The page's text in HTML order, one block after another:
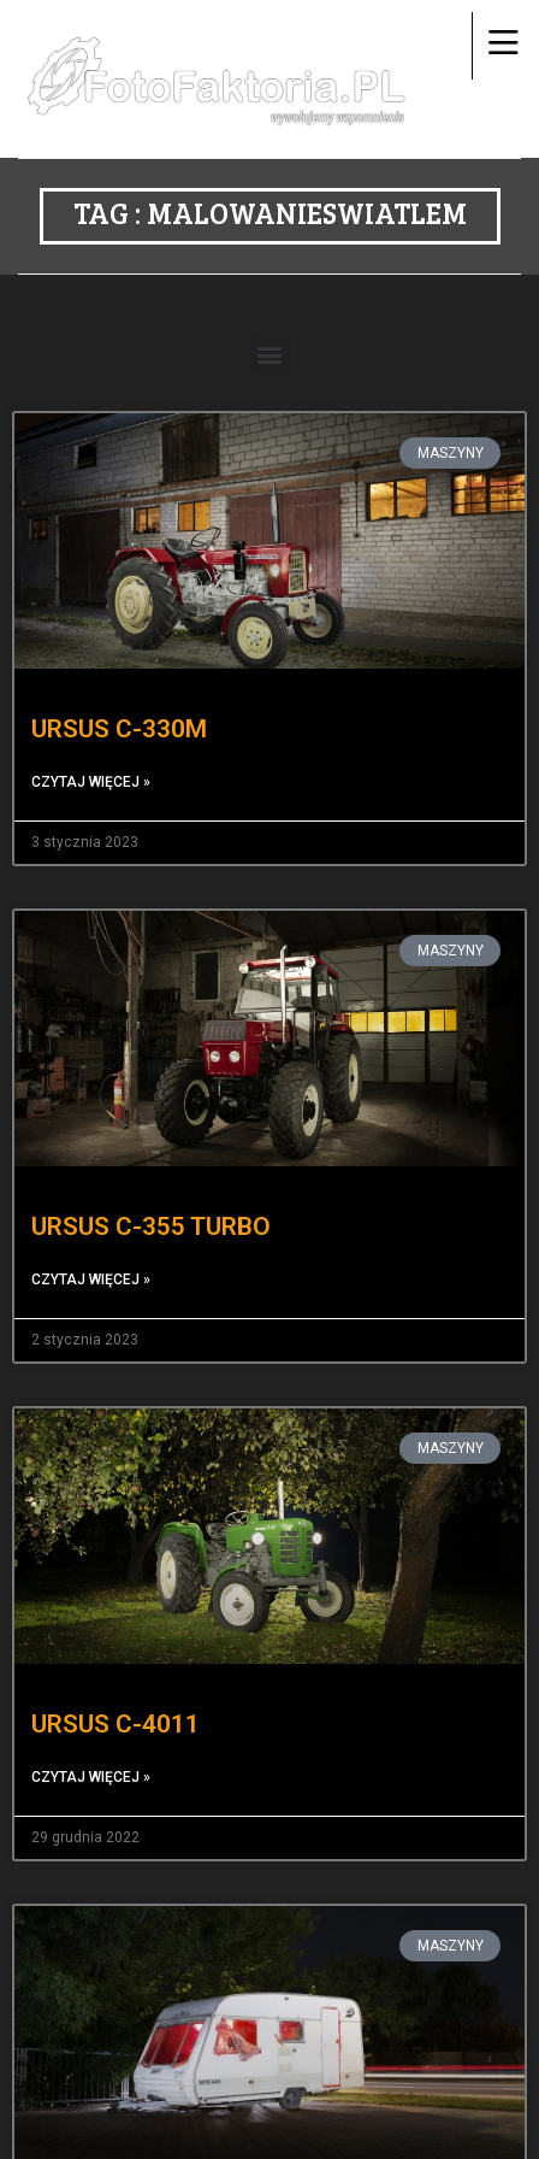
TAG : MALOWANIESWIATLEM
MASZYNY
URSUS C-330M
CZYTAJ WIĘCEJ »
3 stycznia 2023
MASZYNY
URSUS C-355 TURBO
CZYTAJ WIĘCEJ »
2 stycznia 2023
MASZYNY
URSUS C-4011
CZYTAJ WIĘCEJ »
29 grudnia 2022
MASZYNY